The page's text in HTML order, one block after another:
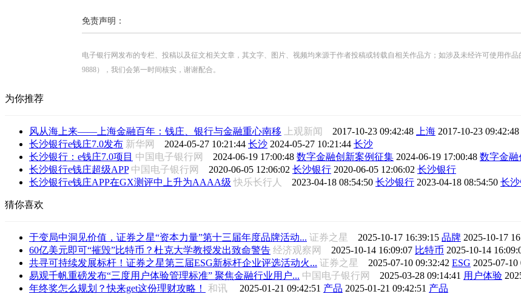
免责声明：
电子银行网发布的专栏、投稿以及征文相关文章，其文字、图片、视频均来源于作者投稿或转载自相关作品方；如涉及未经许可使用作品
9888），我们会第一时间核实，谢谢配合。
为你推荐
风从海上来——上海金融百年：钱庄、银行与金融重心南移 上观新闻 2017-10-23 09:42:48 上海 2017-10-23 09:42:48
长沙银行e钱庄7.0发布 新华网 2024-05-27 10:21:44 长沙 2024-05-27 10:21:44 长沙
长沙银行：e钱庄7.0项目 中国电子银行网 2024-06-19 17:00:48 数字金融创新案例征集 2024-06-19 17:00:48 数字金融
长沙银行e钱庄超级APP 中国电子银行网 2020-06-05 12:06:02 长沙银行 2020-06-05 12:06:02 长沙银行
长沙银行e钱庄APP在GX测评中上升为AAAA级 快乐长行人 2023-04-18 08:54:50 长沙银行 2023-04-18 08:54:50 长
猜你喜欢
于变局中洞见价值，证券之星“资本力量”第十三届年度品牌活动... 证券之星 2025-10-17 16:39:15 品牌 2025-10-17
60亿美元即可“摧毁”比特币？杜克大学教授发出致命警告 经济观察网 2025-10-14 16:09:07 比特币 2025-10-14
共寻可持续发展标杆！证券之星第三届ESG新标杆企业评选活动火... 证券之星 2025-07-10 09:32:42 ESG 2025-07-10
易观千帆重磅发布“三度用户体验管理标准” 聚焦金融行业用户... 中国电子银行网 2025-03-28 09:14:41 用户体验
年终奖怎么规划？快来get这份理财攻略！
和讯 2025-01-21 09:42:51 产品 2025-01-21 09:42:51 产品